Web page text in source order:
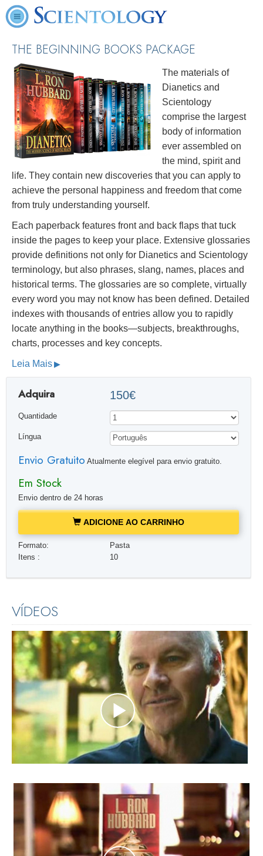
THE BEGINNING BOOKS PACKAGE
The materials of
Dianetics and
Scientology
comprise the largest
body of information
ever assembled on
the mind, spirit and
life. They contain new discoveries that you can apply to
achieve the personal happiness and freedom that come
from truly understanding yourself.
Each paperback features front and back flaps that tuck
inside the pages to keep your place. Extensive glossaries
provide definitions not only for Dianetics and Scientology
terminology, but also phrases, slang, names, places and
historical terms. The glossaries are so complete, virtually
every word you may not know has been defined. Detailed
indexes with thousands of entries allow you to rapidly
locate anything in the books—subjects, breakthroughs,
charts, processes and key concepts.
Leia Mais
Adquira 150€
Quantidade
Língua
Envio Gratuito Atualmente elegível para envio gratuito.
Em Stock
Envio dentro de 24 horas
ADICIONE AO CARRINHO
Formato:
Pasta
Itens :
10
VÍDEOS